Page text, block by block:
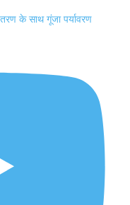
के साथ गूंजा पर्यावरण